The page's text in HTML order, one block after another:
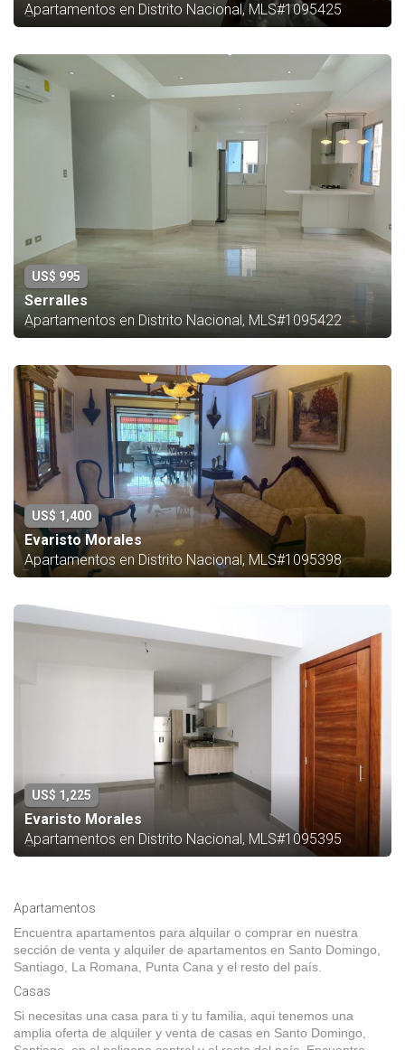
Apartamentos en Distrito Nacional, MLS#1095425
US$ 995
Serralles
Apartamentos en Distrito Nacional, MLS#1095422
US$ 1,400
Evaristo Morales
Apartamentos en Distrito Nacional, MLS#1095398
US$ 1,225
Evaristo Morales
Apartamentos en Distrito Nacional, MLS#1095395
Apartamentos
Encuentra apartamentos para alquilar o comprar en nuestra
sección de venta y alquiler de apartamentos en Santo Domingo,
Santiago, La Romana, Punta Cana y el resto del país.
Casas
Si necesitas una casa para ti y tu familia, aqui tenemos una
amplia oferta de alquiler y venta de casas en Santo Domingo,